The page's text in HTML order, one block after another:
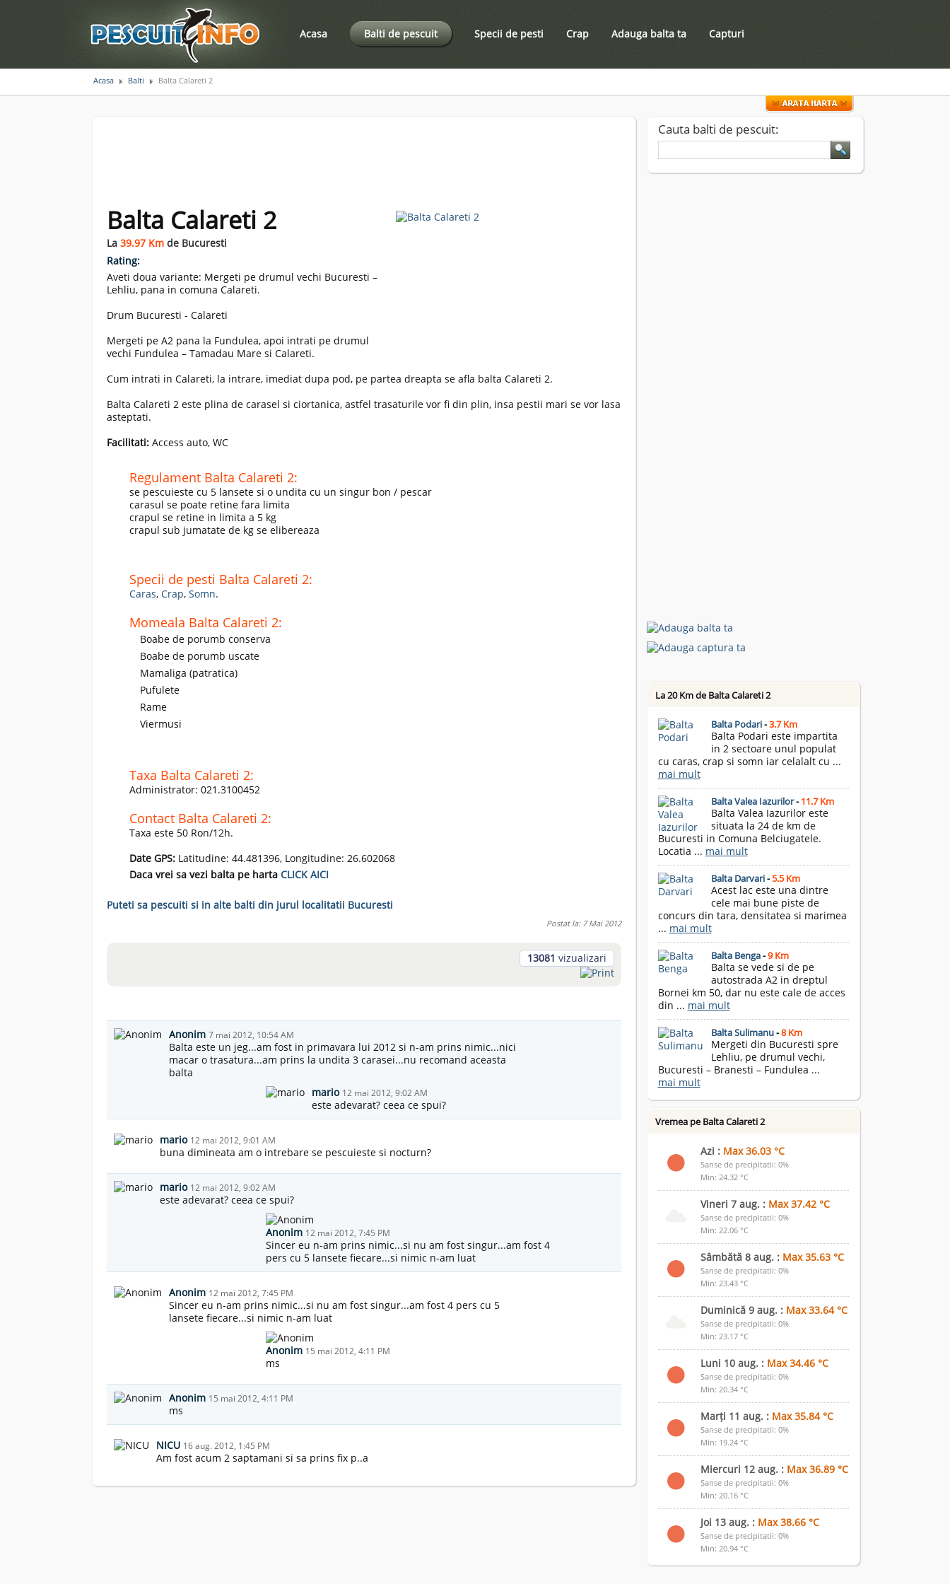
Acasa Balti de pescuit Specii de pesti Crap Adauga balta ta Capturi
Acasa Balti Balta Calareti 2
Balta Calareti 2
La 39.97 Kmde Bucuresti
Rating:
Aveti doua variante: Mergeti pe drumul vechi Bucuresti –
Lehliu, pana in comuna Calareti.
Drum Bucuresti - Calareti
Mergeti pe A2 pana la Fundulea, apoi intrati pe drumul
vechi Fundulea – Tamadau Mare si Calareti.
Cum intrati in Calareti, la intrare, imediat dupa pod, pe partea dreapta se afla balta Calareti 2.
Balta Calareti 2 este plina de carasel si ciortanica, astfel trasaturile vor fi din plin, insa pestii mari se vor lasa
asteptati.
Facilitati: Access auto, WC
Regulament Balta Calareti 2:
se pescuieste cu 5 lansete si o undita cu un singur bon / pescar
carasul se poate retine fara limita
crapul se retine in limita a 5 kg
crapul sub jumatate de kg se elibereaza
Specii de pesti Balta Calareti 2:
Caras, Crap, Somn.
Momeala Balta Calareti 2:
Boabe de porumb conserva
Boabe de porumb uscate
Mamaliga (patratica)
Pufulete
Rame
Viermusi
Taxa Balta Calareti 2:
Administrator: 021.3100452
Contact Balta Calareti 2:
Taxa este 50 Ron/12h.
Date GPS:Latitudine: 44.481396, Longitudine: 26.602068
Daca vrei sa vezi balta pe harta CLICK AICI
Puteti sa pescuiti si in alte balti din jurul localitatii Bucuresti
Postat la: 7 Mai 2012
13081 vizualizari
Anonim 7 mai 2012, 10:54 AM
Balta este un jeg...am fost in primavara lui 2012 si n-am prins nimic...nici
macar o trasatura...am prins la undita 3 carasei...nu recomand aceasta
balta
mario 12 mai 2012, 9:02 AM
este adevarat? ceea ce spui?
mario 12 mai 2012, 9:01 AM
buna dimineata am o intrebare se pescuieste si nocturn?
mario 12 mai 2012, 9:02 AM
este adevarat? ceea ce spui?
Anonim 12 mai 2012, 7:45 PM
Sincer eu n-am prins nimic...si nu am fost singur...am fost 4
pers cu 5 lansete fiecare...si nimic n-am luat
Anonim 12 mai 2012, 7:45 PM
Sincer eu n-am prins nimic...si nu am fost singur...am fost 4 pers cu 5
lansete fiecare...si nimic n-am luat
Anonim 15 mai 2012, 4:11 PM
ms
Anonim 15 mai 2012, 4:11 PM
ms
NICU 16 aug. 2012, 1:45 PM
Am fost acum 2 saptamani si sa prins fix p..a
Cauta balti de pescuit:
La 20 Km de Balta Calareti 2
Balta Podari-3.7 Km
Balta Podari este impartita
in 2 sectoare unul populat
cu caras, crap si somn iar celalalt cu ...
mai mult
Balta Valea Iazurilor-11.7 Km
Balta Valea Iazurilor este
situata la 24 de km de
Bucuresti in Comuna Belciugatele.
Locatia ... mai mult
Balta Darvari-5.5 Km
Acest lac este una dintre
cele mai bune piste de
concurs din tara, densitatea si marimea
... mai mult
Balta Benga-9 Km
Balta se vede si de pe
autostrada A2 in dreptul
Bornei km 50, dar nu este cale de acces
din ... mai mult
Balta Sulimanu-8 Km
Mergeti din Bucuresti spre
Lehliu, pe drumul vechi,
Bucuresti – Branesti – Fundulea ...
mai mult
Vremea pe Balta Calareti 2
Azi : Max 36.03 °C
Sanse de precipitatii: 0%
Min: 24.32 °C
Vineri 7 aug. : Max 37.42 °C
Sanse de precipitatii: 0%
Min: 22.06 °C
Sâmbătă 8 aug. : Max 35.63 °C
Sanse de precipitatii: 0%
Min: 23.43 °C
Duminică 9 aug. : Max 33.64 °C
Sanse de precipitatii: 0%
Min: 23.17 °C
Luni 10 aug. : Max 34.46 °C
Sanse de precipitatii: 0%
Min: 20.34 °C
Marți 11 aug. : Max 35.84 °C
Sanse de precipitatii: 0%
Min: 19.24 °C
Miercuri 12 aug. : Max 36.89 °C
Sanse de precipitatii: 0%
Min: 20.16 °C
Joi 13 aug. : Max 38.66 °C
Sanse de precipitatii: 0%
Min: 20.94 °C